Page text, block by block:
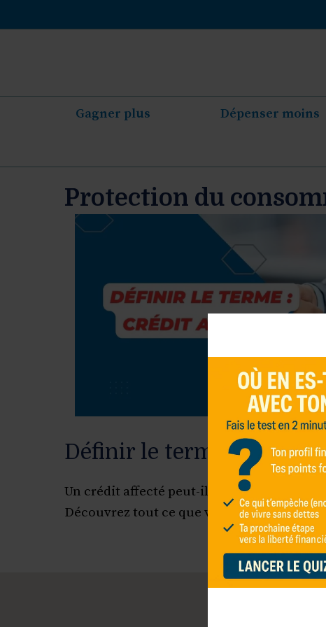
au
Gagner plus Dépenser moins
Protection du
Définir le terme : crédit
Un crédit affecté peut-il vous aider à
Découvrez tout ce que vous devez savoir.